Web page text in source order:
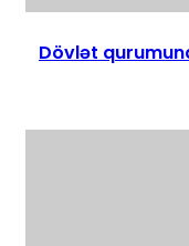
Dövlət